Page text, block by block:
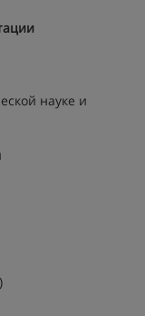
науке и